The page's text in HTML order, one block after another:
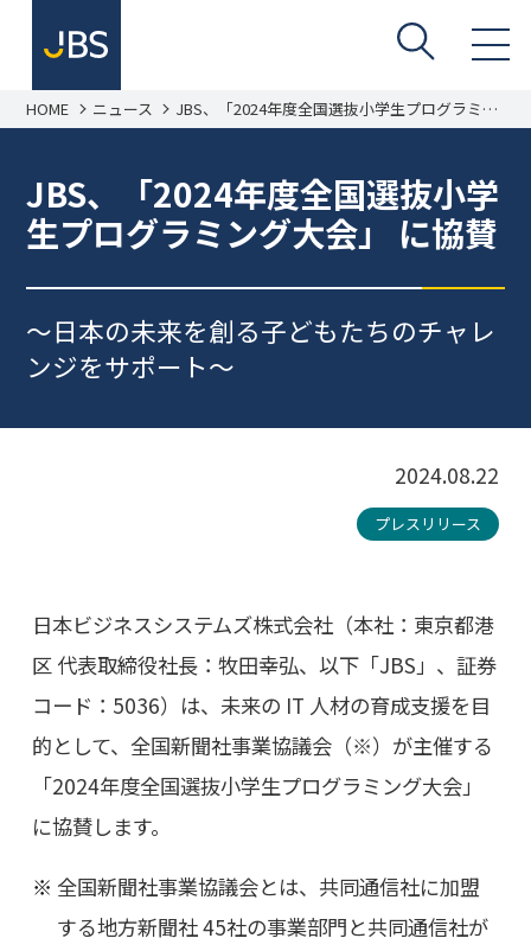
HOME ニュース JBS、「2024年度全国選抜小学生プログラミン
グ大会」 に協賛
JBS、「2024年度全国選抜小学
生プログラミング大会」 に協賛
～日本の未来を創る子どもたちのチャレ
ンジをサポート～
2024.08.22
プレスリリース
日本ビジネスシステムズ株式会社（本社：東京都港
区 代表取締役社長：牧田幸弘、以下「JBS」、証券
コード：5036）は、未来の IT 人材の育成支援を目
的として、全国新聞社事業協議会（※）が主催する
「2024年度全国選抜小学生プログラミング大会」
に協賛します。
全国新聞社事業協議会とは、共同通信社に加盟
する地方新聞社 45社の事業部門と共同通信社が